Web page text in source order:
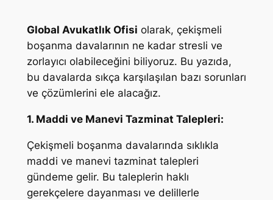
Global Avukatlık Ofisi olarak, çekişmeli
boşanma davalarının ne kadar stresli ve
zorlayıcı olabileceğini biliyoruz. Bu yazıda,
bu davalarda sıkça karşılaşılan bazı sorunları
ve çözümlerini ele alacağız.
1. Maddi ve Manevi Tazminat Talepleri:
Çekişmeli boşanma davalarında sıklıkla
maddi ve manevi tazminat talepleri
gündeme gelir. Bu taleplerin haklı
gerekçelere dayanması ve delillerle